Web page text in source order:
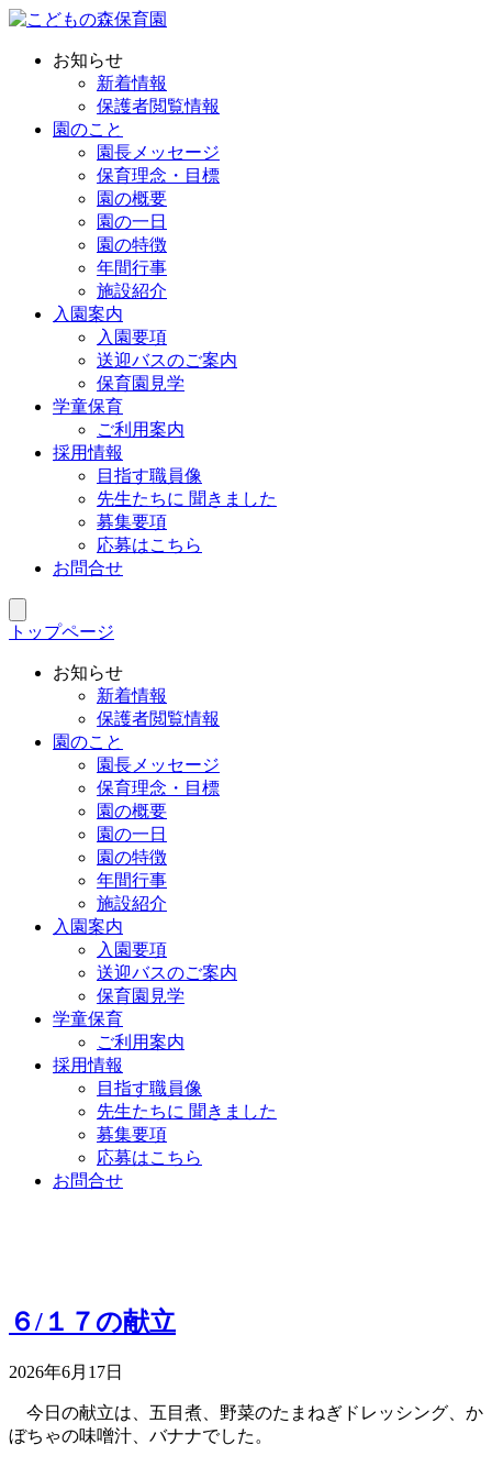
お知らせ
新着情報
保護者閲覧情報
園のこと
園長メッセージ
保育理念・目標
園の概要
園の一日
園の特徴
年間行事
施設紹介
入園案内
入園要項
送迎バスのご案内
保育園見学
学童保育
ご利用案内
採用情報
目指す職員像
先生たちに 聞きました
募集要項
応募はこちら
お問合せ
トップページ
お知らせ
新着情報
保護者閲覧情報
園のこと
園長メッセージ
保育理念・目標
園の概要
園の一日
園の特徴
年間行事
施設紹介
入園案内
入園要項
送迎バスのご案内
保育園見学
学童保育
ご利用案内
採用情報
目指す職員像
先生たちに 聞きました
募集要項
応募はこちら
お問合せ
６/１７の献立
2026年6月17日
今日の献立は、五目煮、野菜のたまねぎドレッシング、か
ぼちゃの味噌汁、バナナでした。